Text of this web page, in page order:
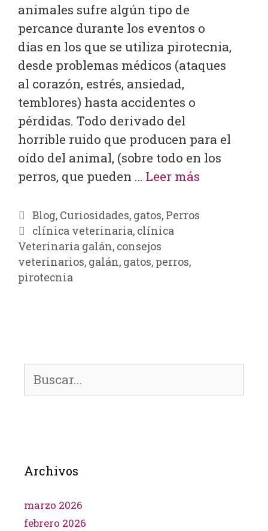
animales sufre algún tipo de
percance durante los eventos o
días en los que se utiliza pirotecnia,
desde problemas médicos (ataques
al corazón, estrés, ansiedad,
temblores) hasta accidentes o
pérdidas. Todo derivado del
horrible ruido que producen para el
oído del animal, (sobre todo en los
perros, que pueden … Leer más
Blog, Curiosidades, gatos, Perros
clínica veterinaria, clínica
Veterinaria galán, consejos
veterinarios, galán, gatos, perros,
pirotecnia
Archivos
marzo 2026
febrero 2026